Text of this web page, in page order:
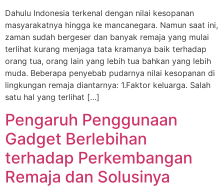
Dahulu Indonesia terkenal dengan nilai kesopanan
masyarakatnya hingga ke mancanegara. Namun saat ini,
zaman sudah bergeser dan banyak remaja yang mulai
terlihat kurang menjaga tata kramanya baik terhadap
orang tua, orang lain yang lebih tua bahkan yang lebih
muda. Beberapa penyebab pudarnya nilai kesopanan di
lingkungan remaja diantarnya: 1.Faktor keluarga. Salah
satu hal yang terlihat […]
Pengaruh Penggunaan
Gadget Berlebihan
terhadap Perkembangan
Remaja dan Solusinya